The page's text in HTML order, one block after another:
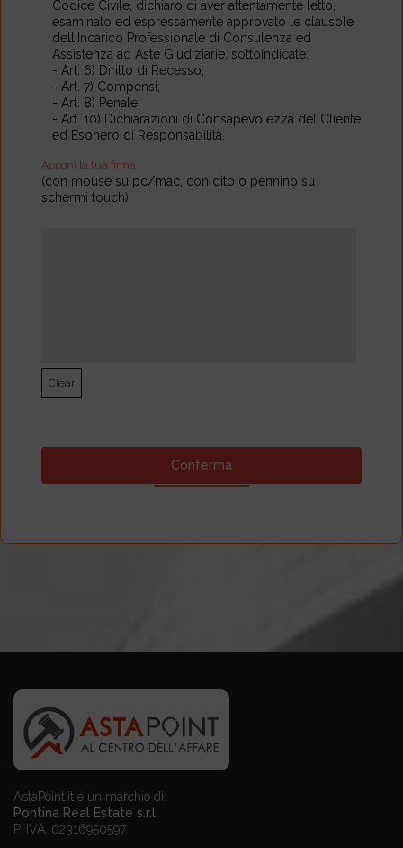
Codice Civile, dichiaro di aver attentamente letto,
esaminato ed espressamente approvato le clausole
dell'Incarico Professionale di Consulenza ed
Assistenza ad Aste Giudiziarie, sottoindicate:
- Art. 6) Diritto di Recesso;
- Art. 7) Compensi;
- Art. 8) Penale;
- Art. 10) Dichiarazioni di Consapevolezza del Cliente
ed Esonero di Responsabilità.
Apponi la tua firma
(con mouse su pc/mac, con dito o pennino su
schermi touch)
Clear
AstaPoint.it è un marchio di:
Pontina Real Estate s.r.l.
P. IVA. 02316950597